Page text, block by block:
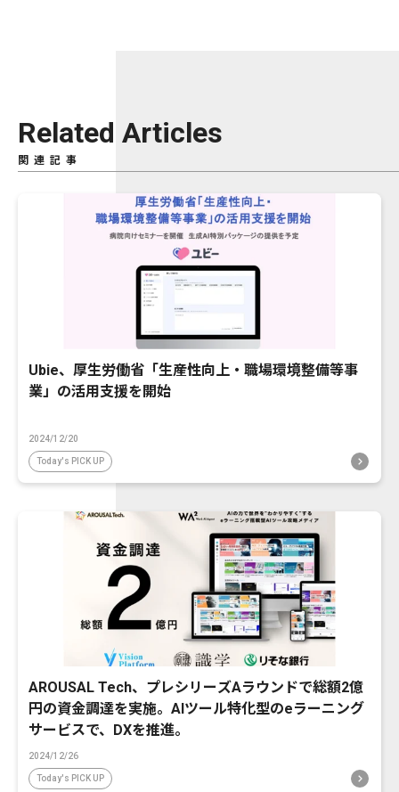
Related Articles
関連記事
Ubie、厚生労働省「生産性向上・職場環境整備等事
業」の活用支援を開始
2024/12/20
Today's PICK UP
AROUSAL Tech、プレシリーズAラウンドで総額2億
円の資金調達を実施。AIツール特化型のeラーニング
サービスで、DXを推進。
2024/12/26
Today's PICK UP